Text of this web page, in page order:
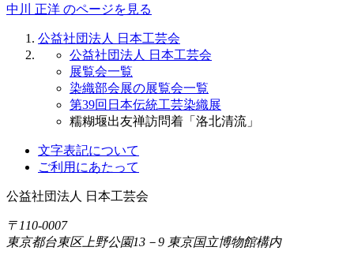
中川 正洋 のページを見る
公益社団法人 日本工芸会
公益社団法人 日本工芸会
展覧会一覧
染織部会展の展覧会一覧
第39回日本伝統工芸染織展
糯糊堰出友禅訪問着「洛北清流」
文字表記について
ご利用にあたって
公益社団法人 日本工芸会
〒110-0007
東京都台東区上野公園13－9 東京国立博物館構内